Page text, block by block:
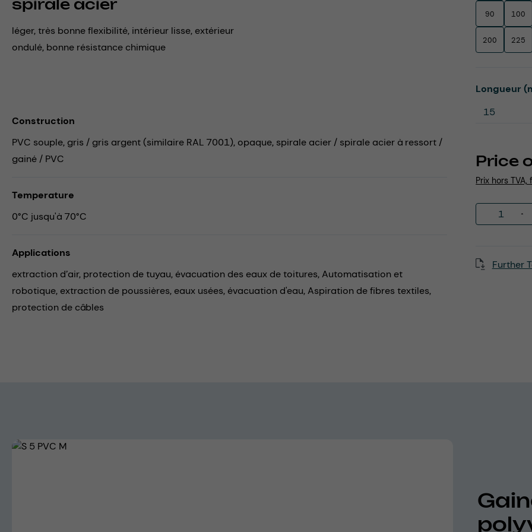
spirale acier
léger, très bonne flexibilité, intérieur lisse, extérieur
ondulé, bonne résistance chimique
Price
Prix hors
90 100
200 225
Select
Longueur
Further
Construction
PVC souple, gris / gris argent (similaire RAL 7001), opaque, spirale acier / spirale acier à ressort /
gainé / PVC
Temperature
0°C jusqu'à 70°C
Applications
extraction d’air, protection de tuyau, évacuation des eaux de toitures,Automatisation et
robotique, extraction de poussières, eaux usées, évacuation d'eau,Aspiration de fibres textiles,
protection de câbles
Skip image gallery